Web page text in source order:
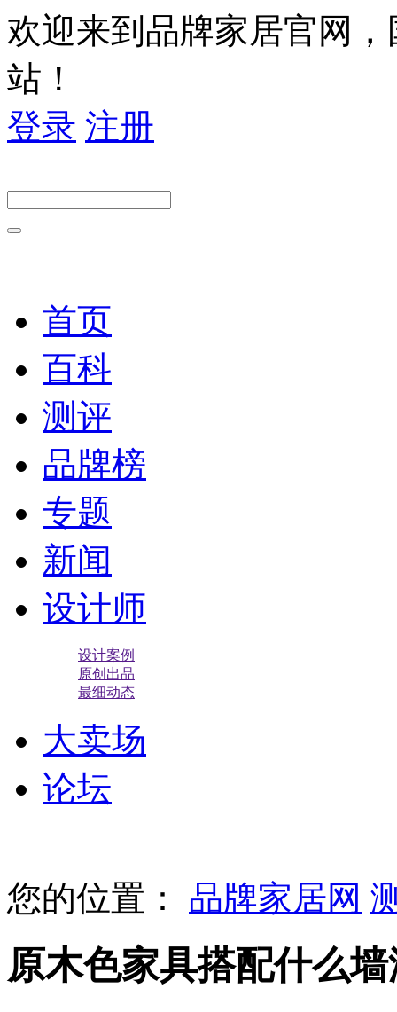
欢迎来到品牌家居官网
站！
登录 注册
首页
百科
测评
品牌榜
专题
新闻
设计师
设计案例
原创出品
最细动态
大卖场
论坛
您的位置： 品牌家居网
原木色家具搭配什么